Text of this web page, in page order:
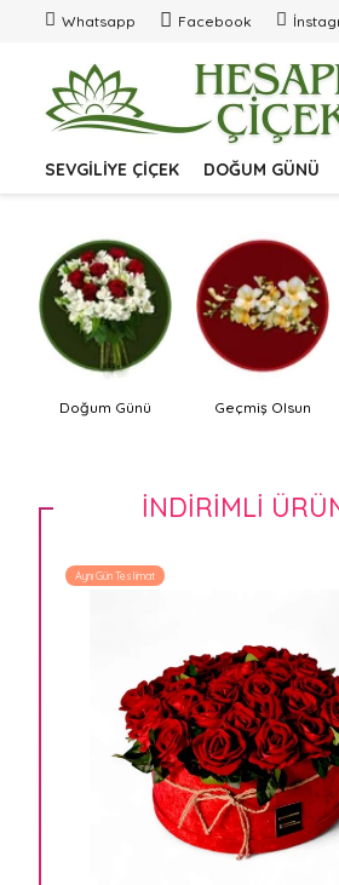
Whatsapp Facebook
SEVGILIYE ÇIÇEK DOĞUM GÜNÜ
Doğum Günü Geçmiş Olsun
İNDIRIMLI
Aynı Gün Teslimat